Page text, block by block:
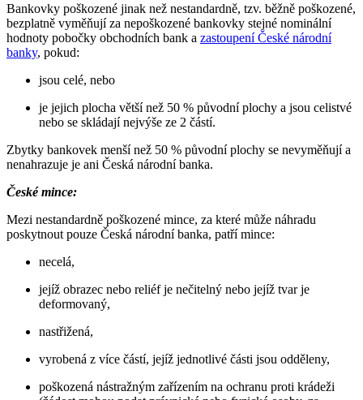
Bankovky poškozené jinak než nestandardně, tzv. běžně poškozené,
bezplatně vyměňují za nepoškozené bankovky stejné nominální
hodnoty pobočky obchodních bank a zastoupení České národní
banky, pokud:
jsou celé, nebo
je jejich plocha větší než 50 % původní plochy a jsou celistvé
nebo se skládají nejvýše ze 2 částí.
Zbytky bankovek menší než 50 % původní plochy se nevyměňují a
nenahrazuje je ani Česká národní banka.
České mince:
Mezi nestandardně poškozené mince, za které může náhradu
poskytnout pouze Česká národní banka, patří mince:
necelá,
jejíž obrazec nebo reliéf je nečitelný nebo jejíž tvar je
deformovaný,
nastřižená,
vyrobená z více částí, jejíž jednotlivé části jsou odděleny,
poškozená nástražným zařízením na ochranu proti krádeži